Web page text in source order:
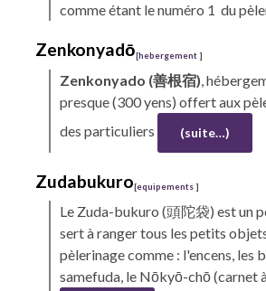
comme étant le numéro 1 du
Zenkonyadō[hebergement]
Zenkonyado (善根宿),
presque (300 yens) offert aux
des particuliers
(suite…)
Zudabukuro [equipements]
Le Zuda-bukuro (頭陀袋) est un
sert à ranger tous les petits
pèlerinage comme : l'encens, les
samefuda, le Nōkyō-chō(carnet